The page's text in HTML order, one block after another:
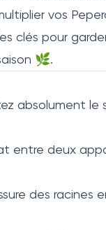
vos
clés pour
🌿.
absolument le
entre deux
des racines